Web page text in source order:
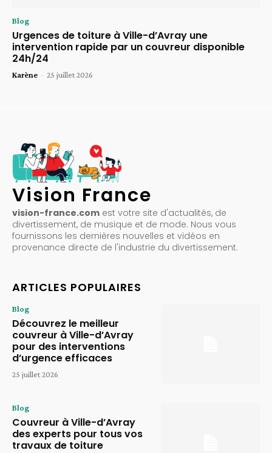
Blog
Urgences de toiture à Ville-d’Avray une
intervention rapide par un couvreur disponible
24h/24
Karène - 25 juillet 2026
Vision France
vision-france.com est votre site d'actualités, de
divertissement, de musique et de mode. Nous vous
fournissons les dernières nouvelles et vidéos en
provenance directe de l'industrie du divertissement.
ARTICLES POPULAIRES
Blog
Découvrez le meilleur
couvreur à Ville-d’Avray
pour des interventions
d’urgence efficaces
25 juillet 2026
Blog
Couvreur à Ville-d’Avray
des experts pour tous vos
travaux de toiture